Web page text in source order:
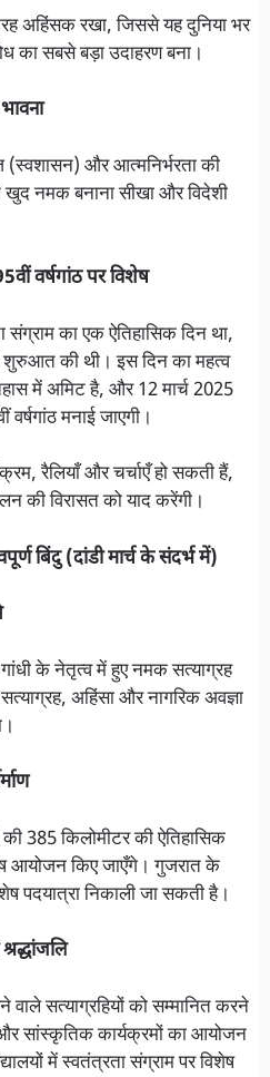
अहिंसक रखा, जिससे यह दुनिया भर
का सबसे बड़ा उदाहरण बना।
(स्वशासन) और आत्मनिर्भरता की
खुद नमक बनाना सीखा और विदेशी
वर्षगांठ पर विशेष
संग्राम का एक ऐतिहासिक दिन था,
शुरुआत की थी। इस दिन का महत्व
में अमिट है, और 12 मार्च 2025
वर्षगांठ मनाई जाएगी।
रैलियाँ और चर्चाएँ हो सकती हैं,
की विरासत को याद करेंगी।
बिंदु (दांडी मार्च के संदर्भ में)
गांधी के नेतृत्व में हुए नमक सत्याग्रह
अहिंसा और नागरिक अवज्ञा
की 385 किलोमीटर की ऐतिहासिक
आयोजन किए जाएँगे। गुजरात के
पदयात्रा निकाली जा सकती है।
सत्याग्रहियों को सम्मानित करने
सांस्कृतिक कार्यक्रमों का आयोजन
में स्वतंत्रता संग्राम पर विशेष